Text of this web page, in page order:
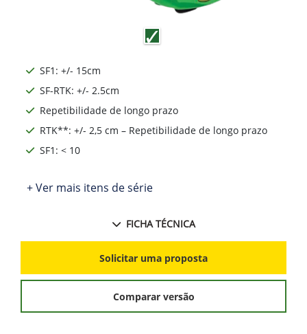
SF1: +/- 15cm
SF-RTK: +/- 2.5cm
Repetibilidade de longo prazo
RTK**: +/- 2,5 cm – Repetibilidade de longo prazo
SF1: < 10
+ Ver mais itens de série
FICHA TÉCNICA
Solicitar uma proposta
Comparar versão